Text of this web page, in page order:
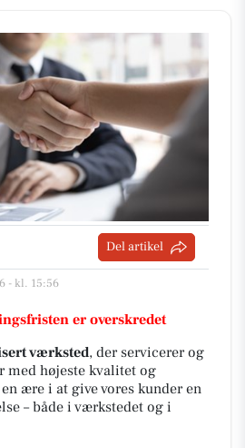
Del artikel
- kl. 15:56
er overskredet
værksted, der servicerer og
med højeste kvalitet og
ære i at give vores kunder en
– både i værkstedet og i